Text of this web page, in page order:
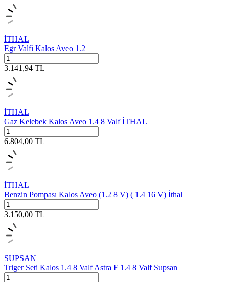
İTHAL
Egr Valfi Kalos Aveo 1.2
3.141,94 TL
İTHAL
Gaz Kelebek Kalos Aveo 1.4 8 Valf İTHAL
6.804,00 TL
İTHAL
Benzin Pompası Kalos Aveo (1.2 8 V) ( 1.4 16 V) İthal
3.150,00 TL
SUPSAN
Triger Seti Kalos 1.4 8 Valf Astra F 1.4 8 Valf Supsan